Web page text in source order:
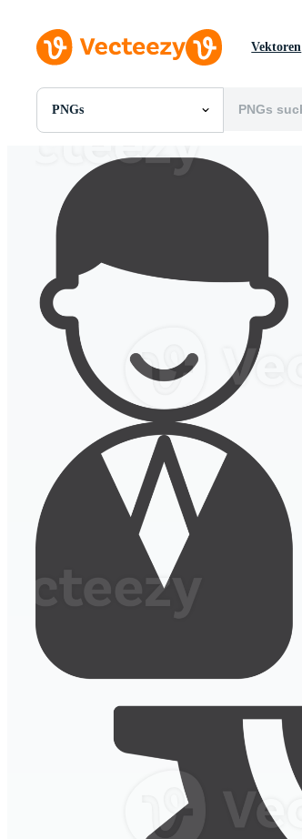
Vektoren
PNGs
Alle Bilder
PNGs
Videos
Motion Graphics
Redaktionelle Ereignisse